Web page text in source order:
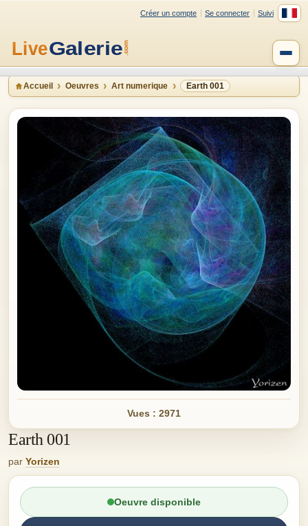
Créer un compte Se connecter Suivi
Accueil Oeuvres Art numerique Earth 001
Vues : 2971
Earth 001
par Yorizen
Oeuvre disponible